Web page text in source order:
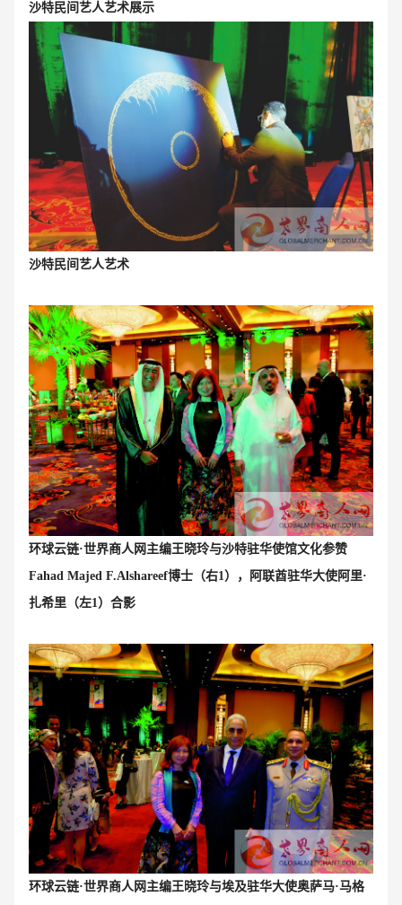
沙特民间艺人艺术展示
沙特民间艺人艺术
环球云链·世界商人网主编王晓玲与沙特驻华使馆文化参赞
Fahad Majed F.Alshareef博士（右1），阿联酋驻华大使阿里·
扎希里（左1）合影
环球云链·世界商人网主编王晓玲与埃及驻华大使奥萨马·马格